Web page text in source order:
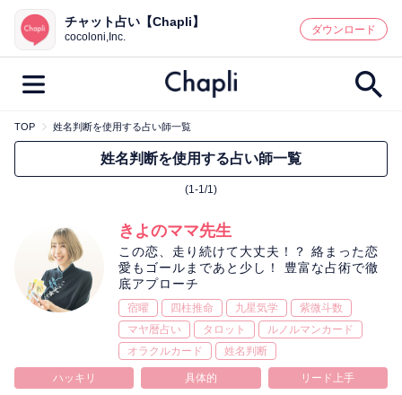
鑑定記事・占い師検索
最新記事一覧
カテゴリー別
鑑定 占い師 キャンペーン
キーワード別
恋の行方 時期
今週の運勢 彼氏 片思い 結婚
チャット占い【Chapli】
cocoloni,Inc.
ダウンロード
TOP 姓名判断を使用する占い師一覧
姓名判断を使用する占い師一覧
(1-1/1)
きよのママ先生
この恋、走り続けて大丈夫！？ 絡まった恋
愛もゴールまであと少し！ 豊富な占術で徹
底アプローチ
宿曜 四柱推命 九星気学
紫微斗数
マヤ暦占い
タロット
ルノルマンカード
オラクルカード
姓名判断
ハッキリ 具体的 リード上手